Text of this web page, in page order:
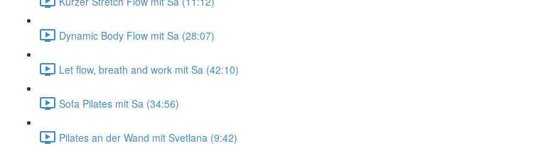
Dynamic Body Flow mit Sa (28:07)
Let flow, breath and work mit Sa (42:10)
Sofa Pilates mit Sa (34:56)
Pilates an der Wand mit Svetlana (9:42)